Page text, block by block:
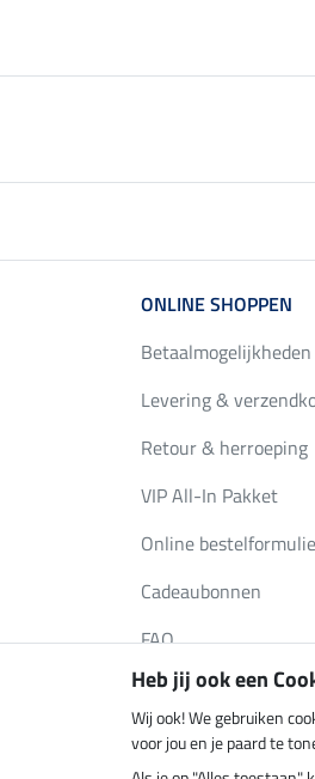
ONLINE SHOPPEN
Betaalmogelijkheden
Levering &
Retour & herroeping
VIP All-In Pakket
Online
Cadeaubonnen
FAQ
Klimaatneutrale shop
Heb jij ook een
Wij ook! We gebruiken
voor jou en je paard te